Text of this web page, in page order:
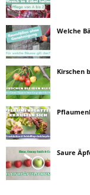
Welche
Kirschen
Saure